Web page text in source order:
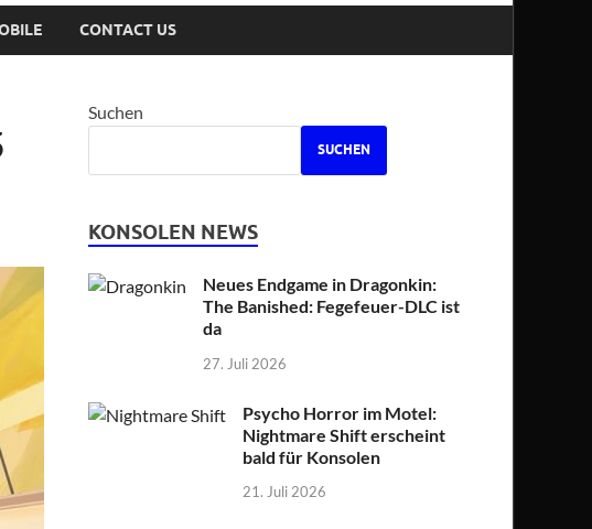
CONTACT US
Suchen
SUCHEN
KONSOLEN NEWS
Neues Endgame in Dragonkin:
The Banished: Fegefeuer-DLC ist
da
27. Juli 2026
Psycho Horror im Motel:
Nightmare Shift erscheint
bald für Konsolen
21. Juli 2026